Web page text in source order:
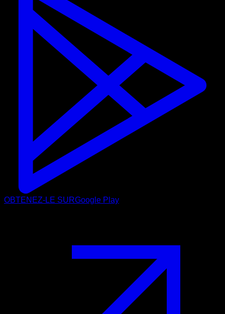
OBTENEZ-LE SURGoogle Play